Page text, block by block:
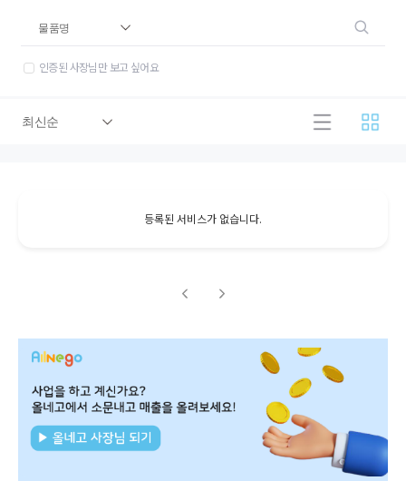
인증된 사장님만 보고 싶어요
등록된 서비스가 없습니다.